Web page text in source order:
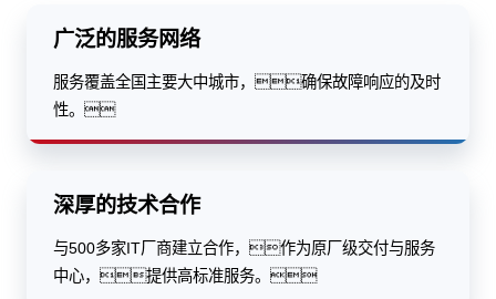
广泛的服务网络
服务覆盖全国主要大中城市，确保故障响应的及时
性。
深厚的技术合作
与500多家IT厂商建立合作，作为原厂级交付与服务
中心，提供高标准服务。